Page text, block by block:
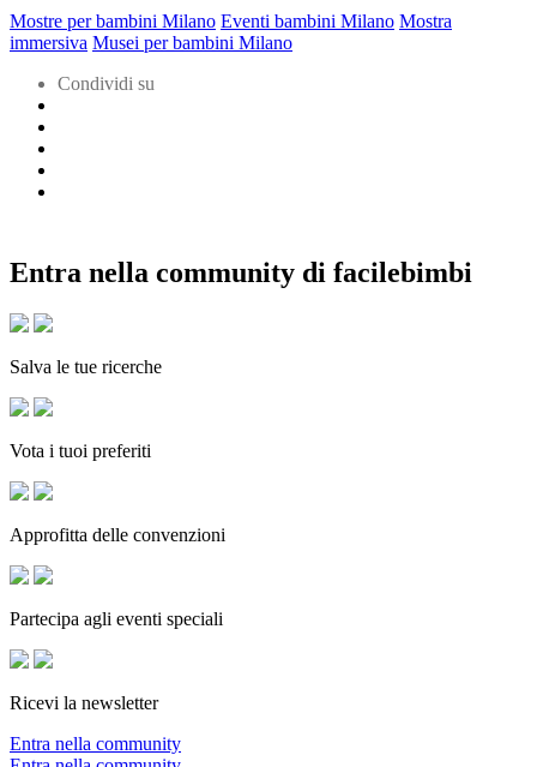
Mostre per bambini Milano Eventi bambini Milano Mostra
immersiva Musei per bambini Milano
Condividi su
Entra nella community di facilebimbi
Salva le tue ricerche
Vota i tuoi preferiti
Approfitta delle convenzioni
Partecipa agli eventi speciali
Ricevi la newsletter
Entra nella community